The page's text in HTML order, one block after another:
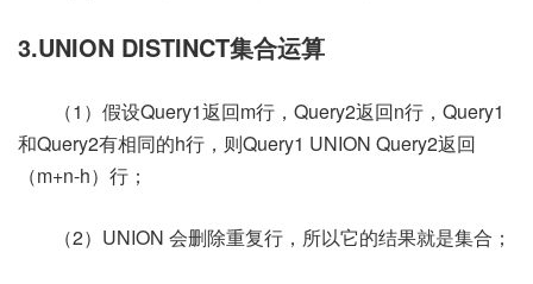
3.UNION DISTINCT集合运算
（1）假设Query1返回m行，Query2返回n行，Query1
和Query2有相同的h行，则Query1 UNION Query2返回
（m+n-h）行；
（2）UNION 会删除重复行，所以它的结果就是集合；